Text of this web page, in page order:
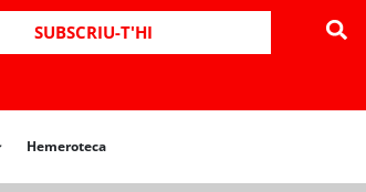
SUBSCRIU-T'HI
Hemeroteca
Hemeroteca